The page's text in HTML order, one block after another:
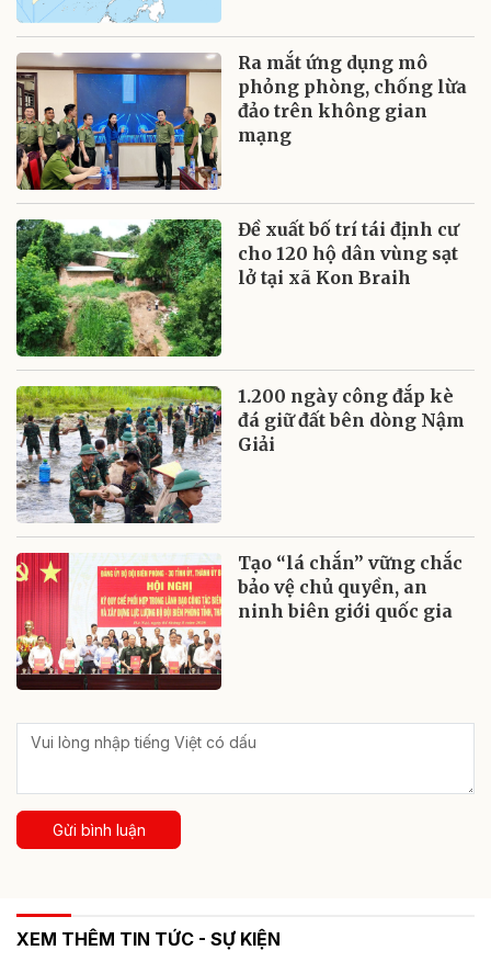
Ra mắt ứng dụng mô
phỏng phòng, chống lừa
đảo trên không gian
mạng
Đề xuất bố trí tái định cư
cho 120 hộ dân vùng sạt
lở tại xã Kon Braih
1.200 ngày công đắp kè
đá giữ đất bên dòng Nậm
Giải
Tạo “lá chắn” vững chắc
bảo vệ chủ quyền, an
ninh biên giới quốc gia
Gửi bình luận
XEM THÊM TIN TỨC - SỰ KIỆN